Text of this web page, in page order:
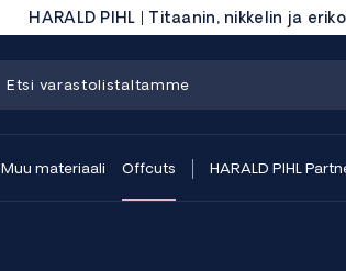
HARALD PIHL | Titaanin, nikkelin ja
Muu materiaali Offcuts HARALD PIHL